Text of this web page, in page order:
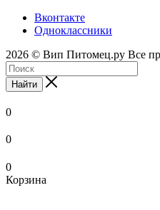
Вконтакте
Одноклассники
2026 © Вип Питомец.ру Все
Найти
0
0
0
Корзина